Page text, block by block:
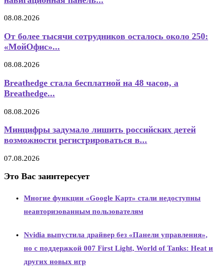
08.08.2026
От более тысячи сотрудников осталось около 250:
«МойОфис»...
08.08.2026
Breathedge стала бесплатной на 48 часов, а
Breathedge...
08.08.2026
Минцифры задумало лишить российских детей
возможности регистрироваться в...
07.08.2026
Это Вас заинтересует
Многие функции «Google Карт» стали недоступны
неавторизованным пользователям
Nvidia выпустила драйвер без «Панели управления»,
но с поддержкой 007 First Light, World of Tanks: Heat и
других новых игр